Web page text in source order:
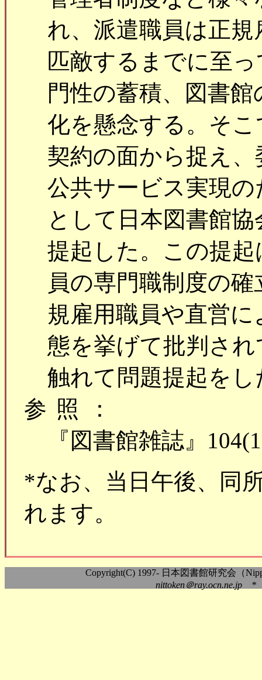
れ、派遣職員は正
匹敵するまでに至
門性の蓄積、図書
化を懸念する。そ
契約の面から捉え
公共サービス実現
として日本図書館
提起した。この提
員の専門職制度の
規雇用職員や直営
態を挙げて批判さ
触れて問題提起をし
参照：
『図書館雑誌』
*なお、当日午後、同
れます。
Copyright(C) 1997- 日本図書館研究会（
nittoken＠ray.ocn.ne.jp *